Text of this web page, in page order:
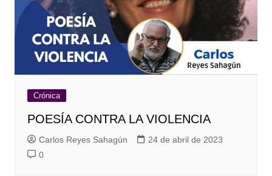
Crónica
POESÍA CONTRA LA VIOLENCIA
Carlos Reyes Sahagún
24 de abril de 2023
0